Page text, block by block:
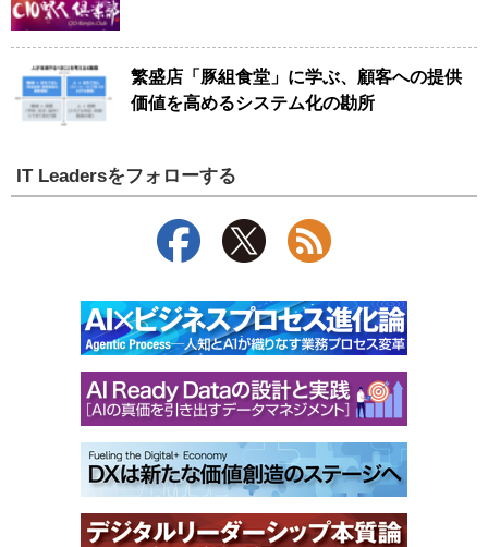
繁盛店「豚組食堂」に学ぶ、顧客への提供
価値を高めるシステム化の勘所
IT Leadersをフォローする